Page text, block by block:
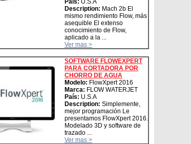
País: U.S.A
Description: Mach 2b El
mismo rendimiento Flow, más
asequible El extenso
conocimiento de Flow,
aplicado a la ...
Ver mas >
SOFTWARE FLOWEXPERT
PARA CORTADORA POR
CHORRO DE AGUA
Modelo: FlowXpert 2016
Marca: FLOW WATERJET
País: U.S.A
Description: Simplemente,
mejor programación Le
presentamos FlowXpert 2016.
Modelado 3D y software de
trazado ...
Ver mas >